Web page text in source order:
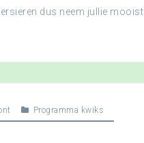
dus neem jullie
Programma kwiks